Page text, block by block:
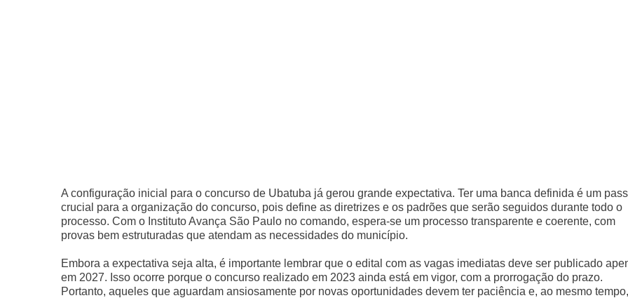
A configuração inicial para o concurso de Ubatuba já gerou grande expectativa. Ter uma banca definida é um
crucial para a organização do concurso, pois define as diretrizes e os padrões que serão seguidos durante todo o
processo. Com o Instituto Avança São Paulo no comando, espera-se um processo transparente e coerente, com
provas bem estruturadas que atendam as necessidades do município.
Embora a expectativa seja alta, é importante lembrar que o edital com as vagas imediatas deve ser publicado
em 2027. Isso ocorre porque o concurso realizado em 2023 ainda está em vigor, com a prorrogação do prazo.
Portanto, aqueles que aguardam ansiosamente por novas oportunidades devem ter paciência e, ao mesmo tempo,